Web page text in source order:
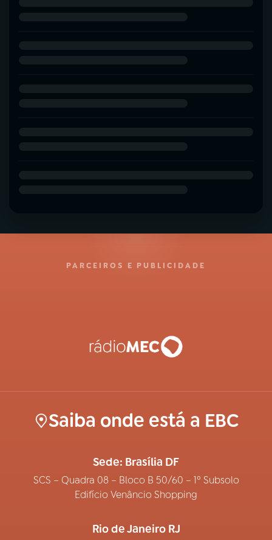
PARCEIROS E PUBLICIDADE
Saiba onde está a EBC
Sede: Brasília DF
SCS – Quadra 08 – Bloco B 50/60 – 1º Subsolo
Edifício Venâncio Shopping
Rio de Janeiro RJ